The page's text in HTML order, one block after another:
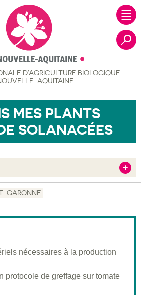
D’AGRICULTURE BIOLOGIQUE
AQUITAINE
MES PLANTS
SOLANACÉES
GARONNE
nécessaires à la production
protocole de greffage sur tomate